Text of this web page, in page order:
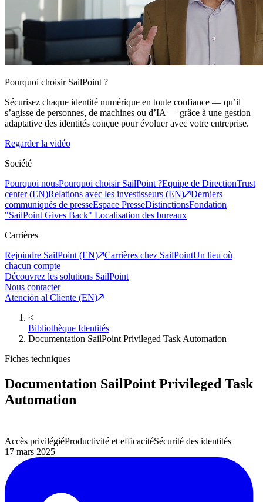
Pourquoi choisir SailPoint ?
Sécurisez chaque identité numérique en toute confiance — qu’il
s’agisse de personnes, de machines ou d’IA — grâce à une gestion
adaptative des identités conçue pour évoluer avec votre entreprise.
Regarder la vidéo
Société
Pourquoi nousPourquoi choisir SailPoint ?Equipe de DirectionTrust
center (EN)Relations avec les investisseurs (EN)
Derniers
communiqués de presseEspace PresseDistinctionsFondation
"SailPoint Gives Back" Localisation des bureaux
Carrières
Rejoindre SailPoint (EN)
Carrières chez SailPointUn lieu où
chacun compte
Découvrez les solutions SailPoint
Nous contacter
Atención al Cliente (EN)
<
Bibliothèque Identités
Documentation SailPoint Privileged Task Automation
Fiches techniques
Documentation SailPoint Privileged Task
Automation
Accès privilégiéProductivité et efficacitéSécurité des identités
17 mars 2025